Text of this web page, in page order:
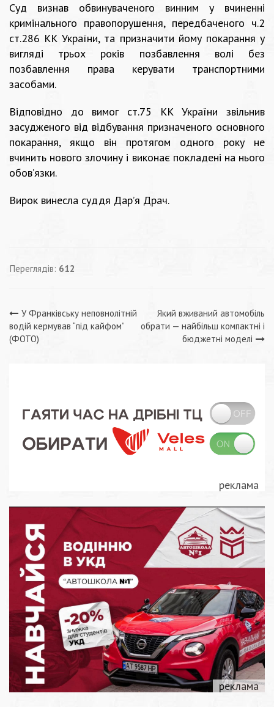
Суд визнав обвинуваченого винним у вчиненні
кримінального правопорушення, передбаченого ч.2
ст.286 КК України, та призначити йому покарання у
вигляді трьох років позбавлення волі без
позбавлення права керувати транспортними
засобами.
Відповідно до вимог ст.75 КК України звільнив
засудженого від відбування призначеного основного
покарання, якщо він протягом одного року не
вчинить нового злочину і виконає покладені на нього
обов’язки.
Вирок винесла суддя Дар’я Драч.
Переглядів: 612
Навігація
записів
У Франківську неповнолітній
водій кермував “під кайфом”
(ФОТО)
Який вживаний автомобіль
обрати — найбільш компактні і
бюджетні моделі